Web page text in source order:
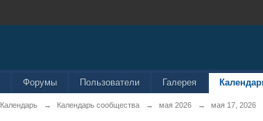
Форумы Пользователи Галерея
Календарь → Календарь сообщества → мая 2026 → мая 17, 2026